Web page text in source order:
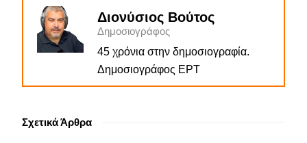
Διονύσιος Βούτος
Δημοσιογράφος
45 χρόνια στην δημοσιογραφία.
Δημοσιογράφος ΕΡΤ
Σχετικά Άρθρα